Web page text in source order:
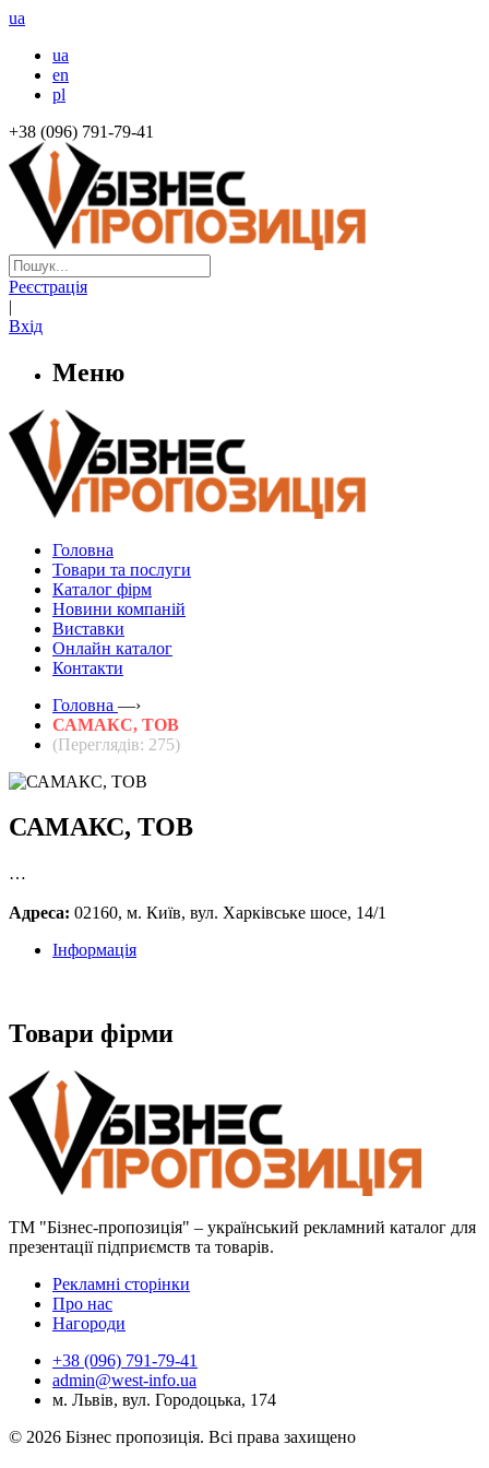
ua
ua
en
pl
+38 (096) 791-79-41
Реєстрація
|
Вхід
Меню
Головна
Товари та послуги
Каталог фірм
Новини компаній
Виставки
Онлайн каталог
Контакти
Головна —›
САМАКС, ТОВ
(Переглядів: 275)
САМАКС, ТОВ
…
Адреса: 02160, м. Київ, вул. Харківське шосе, 14/1
Інформація
Товари фірми
ТМ "Бізнес-пропозиція" – український рекламний каталог для
презентації підприємств та товарів.
Рекламні сторінки
Про нас
Нагороди
+38 (096) 791-79-41
admin@west-info.ua
м. Львів, вул. Городоцька, 174
© 2026 Бізнес пропозиція. Всі права захищено